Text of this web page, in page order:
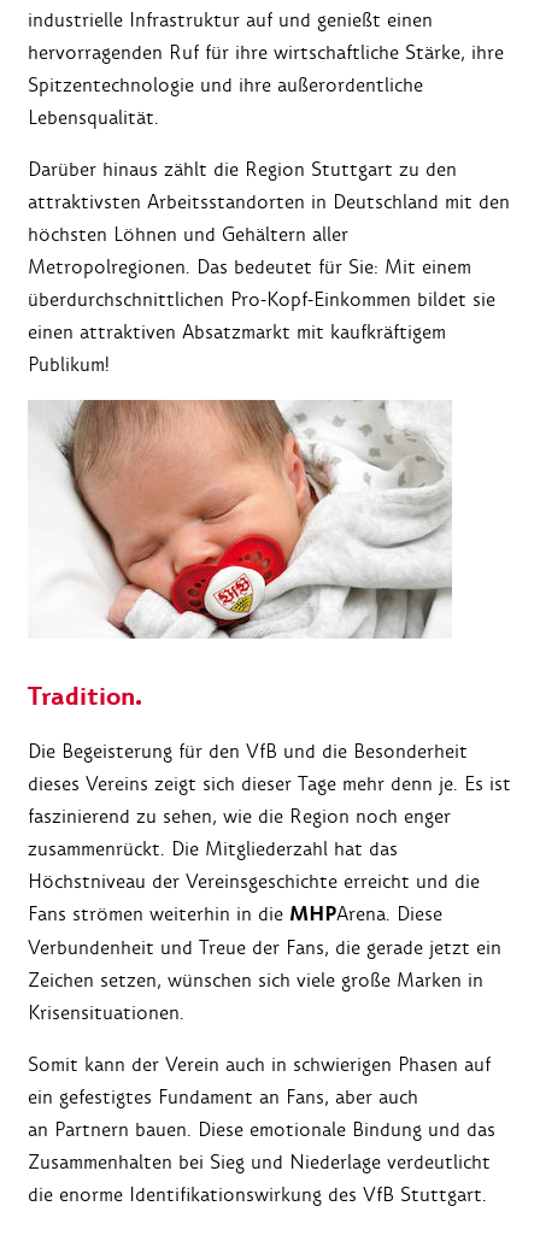
industrielle Infrastruktur auf und genießt einen
hervorragenden Ruf für ihre wirtschaftliche Stärke, ihre
Spitzentechnologie und ihre außerordentliche
Lebensqualität.
Darüber hinaus zählt die Region Stuttgart zu den
attraktivsten Arbeitsstandorten in Deutschland mit den
höchsten Löhnen und Gehältern aller
Metropolregionen. Das bedeutet für Sie: Mit einem
überdurchschnittlichen Pro-Kopf-Einkommen bildet sie
einen attraktiven Absatzmarkt mit kaufkräftigem
Publikum!
Tradition.
Die Begeisterung für den VfB und die Besonderheit
dieses Vereins zeigt sich dieser Tage mehr denn je. Es ist
faszinierend zu sehen, wie die Region noch enger
zusammenrückt. Die Mitgliederzahl hat das
Höchstniveau der Vereinsgeschichte erreicht und die
Fans strömen weiterhin in die MHPArena. Diese
Verbundenheit und Treue der Fans, die gerade jetzt ein
Zeichen setzen, wünschen sich viele große Marken in
Krisensituationen.
Somit kann der Verein auch in schwierigen Phasen auf
ein gefestigtes Fundament an Fans, aber auch
an Partnern bauen. Diese emotionale Bindung und das
Zusammenhalten bei Sieg und Niederlage verdeutlicht
die enorme Identifikationswirkung des VfB Stuttgart.